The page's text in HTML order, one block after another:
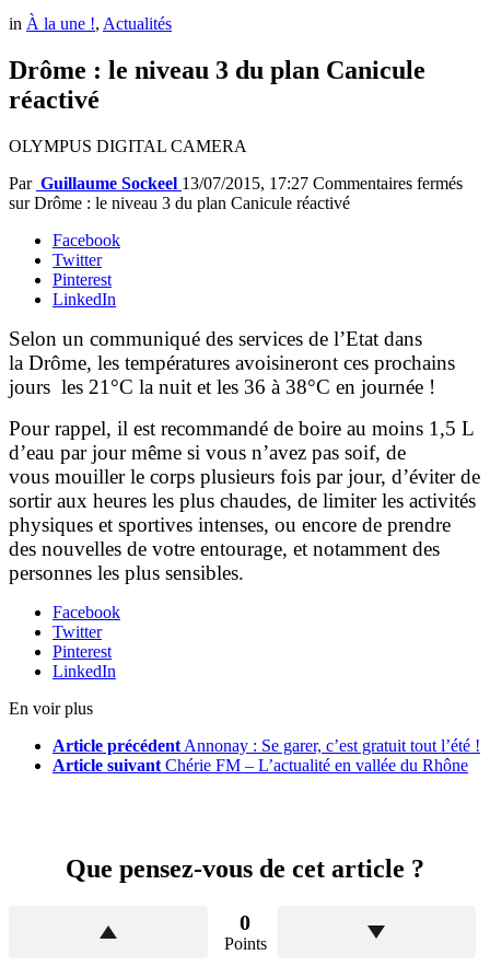
in À la une !, Actualités
Drôme : le niveau 3 du plan Canicule
réactivé
OLYMPUS DIGITAL CAMERA
Par Guillaume Sockeel 13/07/2015, 17:27 Commentaires fermés
sur Drôme : le niveau 3 du plan Canicule réactivé
Facebook
Twitter
Pinterest
LinkedIn
Selon un communiqué des services de l’Etat dans
la Drôme, les températures avoisineront ces prochains
jours les 21°C la nuit et les 36 à 38°C en journée !
Pour rappel, il est recommandé de boire au moins 1,5 L
d’eau par jour même si vous n’avez pas soif, de
vous mouiller le corps plusieurs fois par jour, d’éviter de
sortir aux heures les plus chaudes, de limiter les activités
physiques et sportives intenses, ou encore de prendre
des nouvelles de votre entourage, et notamment des
personnes les plus sensibles.
Facebook
Twitter
Pinterest
LinkedIn
En voir plus
Article précédent Annonay : Se garer, c’est gratuit tout l’été !
Article suivant Chérie FM – L’actualité en vallée du Rhône
Que pensez-vous de cet article ?
0
Points